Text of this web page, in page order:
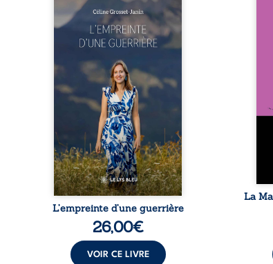
Que reste-t-il de l’enfance
lorsque la maladie impose ses
propres règles ? L’empreinte
d’une guerrière livre, sans
détour, le récit d’un quotidien
bouleversé par la maladie
chronique, l’errance médicale
et de longues hospitalisations.
L’auteure y raconte ce que les
dossiers médicaux taisent : la
peur, l’isolement, l’épuisement
et le sentiment de ne pas ...
L’empreinte d’une guerrière
26,00€
VOIR CE LIVRE
La
La